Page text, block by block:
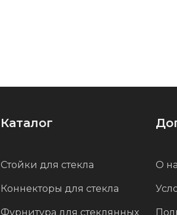
Каталог
Стойки для стекла
Коннекторы для стекла
Фурнитура для стеклянных
О